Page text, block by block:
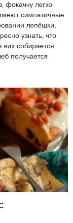
фокаччу легко
симпатичные
лепёшки,
узнать, что
них собирается
получается